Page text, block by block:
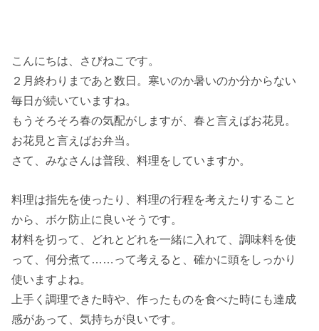
こんにちは、さびねこです。
２月終わりまであと数日。寒いのか暑いのか分からない
毎日が続いていますね。
もうそろそろ春の気配がしますが、春と言えばお花見。
お花見と言えばお弁当。
さて、みなさんは普段、料理をしていますか。
料理は指先を使ったり、料理の行程を考えたりすること
から、ボケ防止に良いそうです。
材料を切って、どれとどれを一緒に入れて、調味料を使
って、何分煮て……って考えると、確かに頭をしっかり
使いますよね。
上手く調理できた時や、作ったものを食べた時にも達成
感があって、気持ちが良いです。